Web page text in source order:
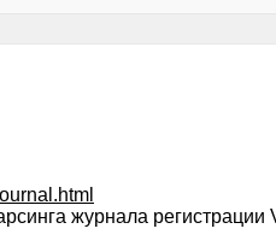
журнала регистрации